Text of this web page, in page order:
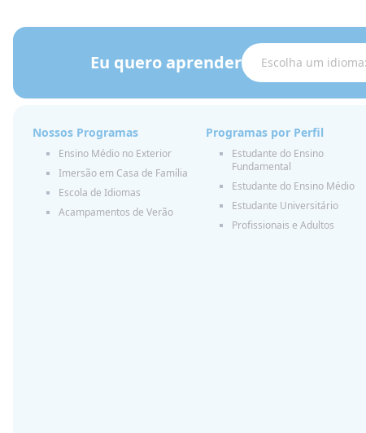
Eu quero aprender
Nossos Programas
Ensino Médio no Exterior
Imersão em Casa de Família
Escola de Idiomas
Acampamentos de Verão
Programas por Perfil
Estudante do Ensino
Fundamental
Estudante do Ensino Médio
Estudante Universitário
Profissionais e Adultos